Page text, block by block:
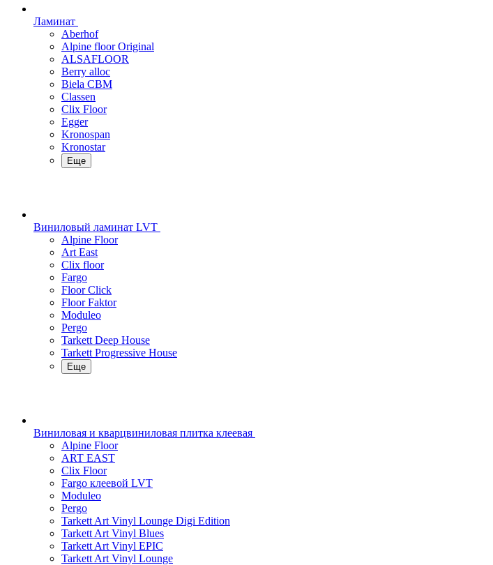
Ламинат
Aberhof
Alpine floor Original
ALSAFLOOR
Berry alloc
Biela CBM
Classen
Clix Floor
Egger
Kronospan
Kronostar
Еще
Виниловый ламинат LVT
Alpine Floor
Art East
Clix floor
Fargo
Floor Click
Floor Faktor
Moduleo
Pergo
Tarkett Deep House
Tarkett Progressive House
Еще
Виниловая и кварцвиниловая плитка клеевая
Alpine Floor
ART EAST
Clix Floor
Fargo клеевой LVT
Moduleo
Pergo
Tarkett Art Vinyl Lounge Digi Edition
Tarkett Art Vinyl Blues
Tarkett Art Vinyl EPIC
Tarkett Art Vinyl Lounge